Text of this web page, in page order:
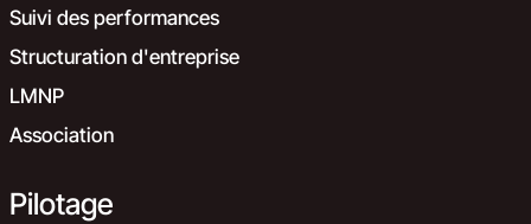
Suivi des performances
Structuration d'entreprise
LMNP
Association
Pilotage